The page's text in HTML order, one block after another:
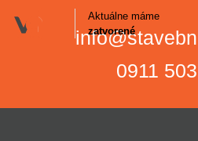
Aktuálne máme
zatvorené
0911